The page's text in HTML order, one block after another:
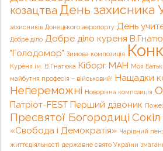
козацтва День захисника
захисників Донецького аеропорту День
Добре діло Добре діло куреня
"Голодомор" Зимова композиція
Куреня ім. В.Гнатюка Кіборг МАН Моя
майбутня професія – військовий! Нащадки
Непереможні Новорічна композиція
Патріот-FEST Перший дзвоник
Пресвятої Богородиці Сокіл
«Свобода і Демократія» Чарівний
життєдіяльності державне свято України